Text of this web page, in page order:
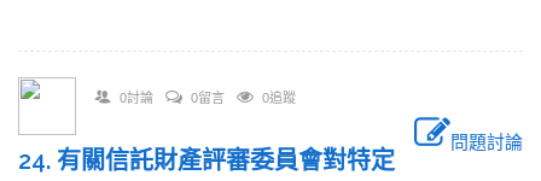
0討論 0留言 0追蹤
問題討論
24. 有關信託財產評審委員會對特定